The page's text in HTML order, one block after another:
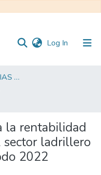
Log In (current)
FACULTAD DE CIENCIAS ECONÓMICAS, ADMINISTRATIVAS Y CONTABLES
la rentabilidad
sector ladrillero
2022